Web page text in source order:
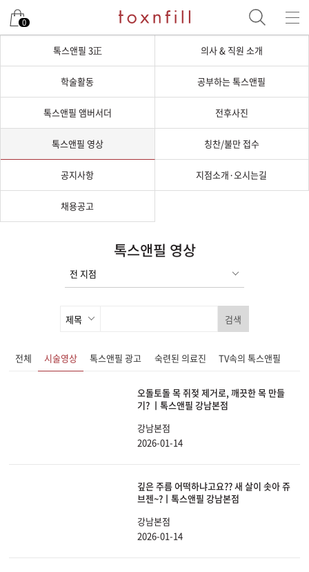
0
톡스앤필 3正 의사 & 직원 소개
학술활동 공부하는 톡스앤필
톡스앤필 앰버서더 전후사진
톡스앤필 영상 칭찬/불만 접수
공지사항 지점소개·오시는길
채용공고
톡스앤필 영상
검색
전체 시술영상 톡스앤필 광고 숙련된 의료진 TV속의 톡스앤필
오돌토돌 목 쥐젖 제거로, 깨끗한 목 만들
기? ㅣ톡스앤필 강남본점
강남본점
2026-01-14
깊은 주름 어떡하냐고요?? 새 살이 솟아 쥬
브젠~?ㅣ톡스앤필 강남본점
강남본점
2026-01-14